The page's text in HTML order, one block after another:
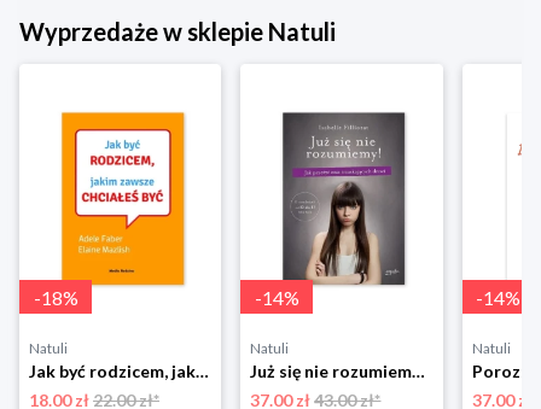
Wyprzedaże w sklepie Natuli
-18%
Natuli
Jak być rodzicem, jakim zawsze chciałeś być Media rodzina
18.00 zł22.00 zł*
-14%
Natuli
Już się nie rozumiemy! Jak przeżyć czas trzaskających drzwi Esprit
37.00 zł 43.00 zł*
-14%
Natuli
37.00 zł